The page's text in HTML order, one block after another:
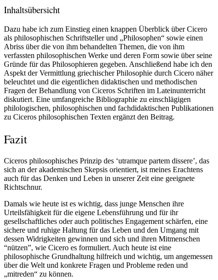
Inhaltsübersicht
Dazu habe ich zum Einstieg einen knappen Überblick über Cicero
als philosophischen Schriftsteller und „Philosophen“ sowie einen
Abriss über die von ihm behandelten Themen, die von ihm
verfassten philosophischen Werke und deren Form sowie über seine
Gründe für das Philosophieren gegeben. Anschließend habe ich den
Aspekt der Vermittlung griechischer Philosophie durch Cicero näher
beleuchtet und die eigentlichen didaktischen und methodischen
Fragen der Behandlung von Ciceros Schriften im Lateinunterricht
diskutiert. Eine umfangreiche Bibliographie zu einschlägigen
philologischen, philosophischen und fachdidaktischen Publikationen
zu Ciceros philosophischen Texten ergänzt den Beitrag.
Fazit
Ciceros philosophisches Prinzip des ‘utramque partem dissere’, das
sich an der akademischen Skepsis orientiert, ist meines Erachtens
auch für das Denken und Leben in unserer Zeit eine geeignete
Richtschnur.
Damals wie heute ist es wichtig, dass junge Menschen ihre
Urteilsfähigkeit für die eigene Lebensführung und für ihr
gesellschaftliches oder auch politisches Engagement schärfen, eine
sichere und ruhige Haltung für das Leben und den Umgang mit
dessen Widrigkeiten gewinnen und sich und ihren Mitmenschen
“nützen”, wie Cicero es formuliert. Auch heute ist eine
philosophische Grundhaltung hilfreich und wichtig, um angemessen
über die Welt und konkrete Fragen und Probleme reden und
„mitreden“ zu können.